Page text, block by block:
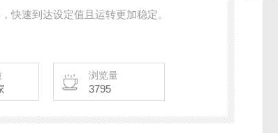
快速到达设定值且运转更加稳定。
浏览量
3795